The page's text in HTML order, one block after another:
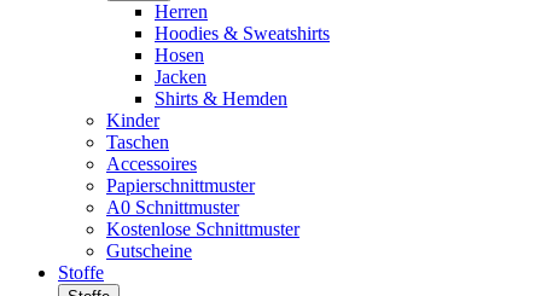
Herren
Hoodies & Sweatshirts
Hosen
Jacken
Shirts & Hemden
Kinder
Taschen
Accessoires
Papierschnittmuster
A0 Schnittmuster
Kostenlose Schnittmuster
Gutscheine
Stoffe